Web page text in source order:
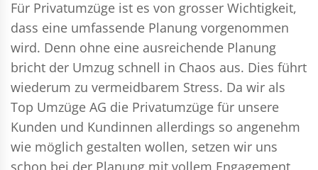
Für Privatumzüge ist es von grosser Wichtigkeit,
dass eine umfassende Planung vorgenommen
wird. Denn ohne eine ausreichende Planung
bricht der Umzug schnell in Chaos aus. Dies führt
wiederum zu vermeidbarem Stress. Da wir als
Top Umzüge AG die Privatumzüge für unsere
Kunden und Kundinnen allerdings so angenehm
wie möglich gestalten wollen, setzen wir uns
schon bei der Planung mit vollem Engagement